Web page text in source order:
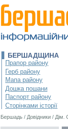
БЕРШАДЩИНА
Прапор району
Герб району
Мапа району
Дошка пошани
Паспорт району
Сторінками історії
Бершадь / Довідники / Дім.